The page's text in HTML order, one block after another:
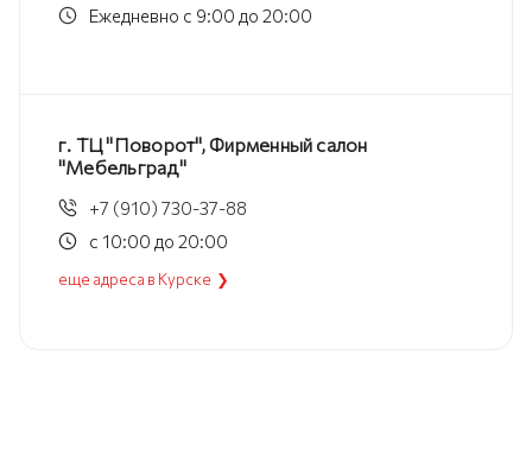
Ежедневно с 9:00 до 20:00
г. ТЦ "Поворот", Фирменный салон
"Мебельград"
+7 (910) 730-37-88
с 10:00 до 20:00
еще адреса в Курске ❯